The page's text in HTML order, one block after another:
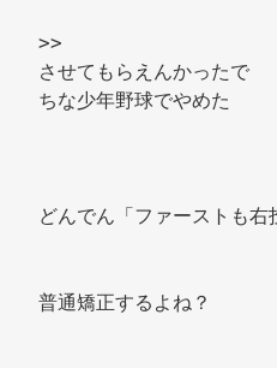
>>
させてもらえんかったで
ちな少年野球でやめた
どんでん「ファーストも右
普通矯正するよね？